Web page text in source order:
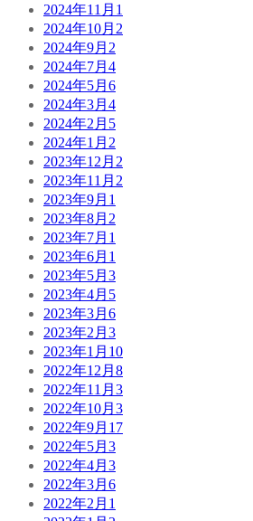
2024年11月 1
2024年10月 2
2024年9月 2
2024年7月 4
2024年5月 6
2024年3月 4
2024年2月 5
2024年1月 2
2023年12月 2
2023年11月 2
2023年9月 1
2023年8月 2
2023年7月 1
2023年6月 1
2023年5月 3
2023年4月 5
2023年3月 6
2023年2月 3
2023年1月 10
2022年12月 8
2022年11月 3
2022年10月 3
2022年9月 17
2022年5月 3
2022年4月 3
2022年3月 6
2022年2月 1